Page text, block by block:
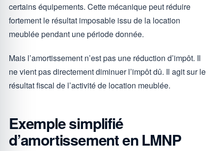
certains équipements. Cette mécanique peut réduire
fortement le résultat imposable issu de la location
meublée pendant une période donnée.
Mais l’amortissement n’est pas une réduction d’impôt. Il
ne vient pas directement diminuer l’impôt dû. Il agit sur le
résultat fiscal de l’activité de location meublée.
Exemple simplifié
d’amortissement en LMNP